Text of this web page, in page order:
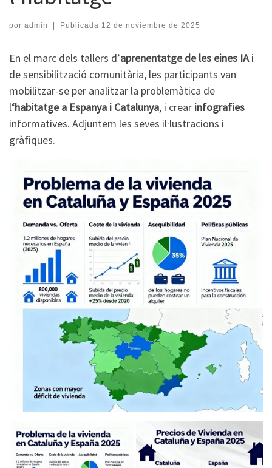
por admin | Publicada 12 de noviembre de 2025
En el marc dels tallers d’aprenentatge de les eines IAi
de sensibilització comunitària, les participants van
mobilitzar-se per analitzar la problemàtica de
l‘habitatge a Espanya i Catalunya, i crear infografies
informatives. Adjuntem les seves il·lustracions i
gràfiques.